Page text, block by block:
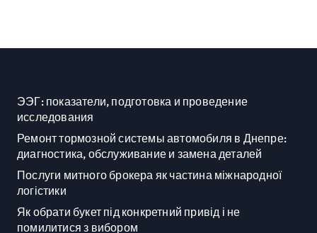
ЭЭГ: показатели, подготовка и проведение
исследования
Ремонт тормозной системы автомобиля в Днепре:
диагностика, обслуживание и замена деталей
Послуги митного брокера як частина міжнародної
логістики
Як обрати букет під конкретний привід і не
помилитися з вибором